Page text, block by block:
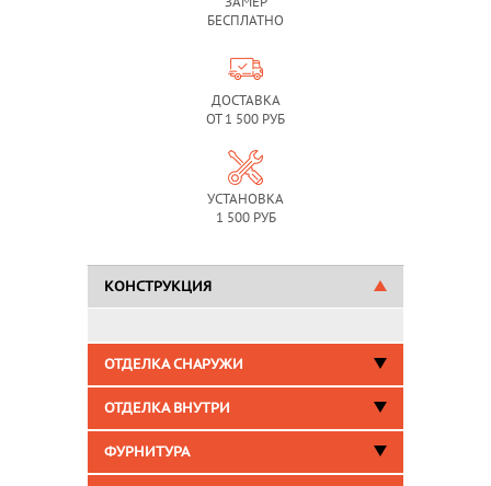
БЕСПЛАТНО
ДОСТАВКА
ОТ 1 500 РУБ
УСТАНОВКА
1 500 РУБ
КОНСТРУКЦИЯ
ОТДЕЛКА СНАРУЖИ
ОТДЕЛКА ВНУТРИ
ФУРНИТУРА